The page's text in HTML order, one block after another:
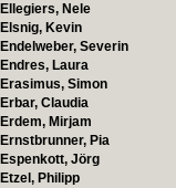
Ellegiers, Nele
Elsnig, Kevin
Endelweber, Severin
Endres, Laura
Erasimus, Simon
Erbar, Claudia
Erdem, Mirjam
Ernstbrunner, Pia
Espenkott, Jörg
Etzel, Philipp